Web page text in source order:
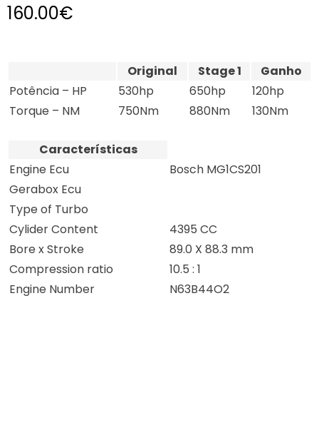
160.00€
Original Stage 1
Ganho
Potência – HP
530hp 650hp
120hp
Torque – NM
750Nm 880Nm 130Nm
Características
Engine Ecu
Bosch MG1CS201
Gerabox Ecu
Type of Turbo
Cylider Content
4395 CC
Bore x Stroke
89.0 X 88.3 mm
Compression ratio
10.5 : 1
Engine Number
N63B44O2